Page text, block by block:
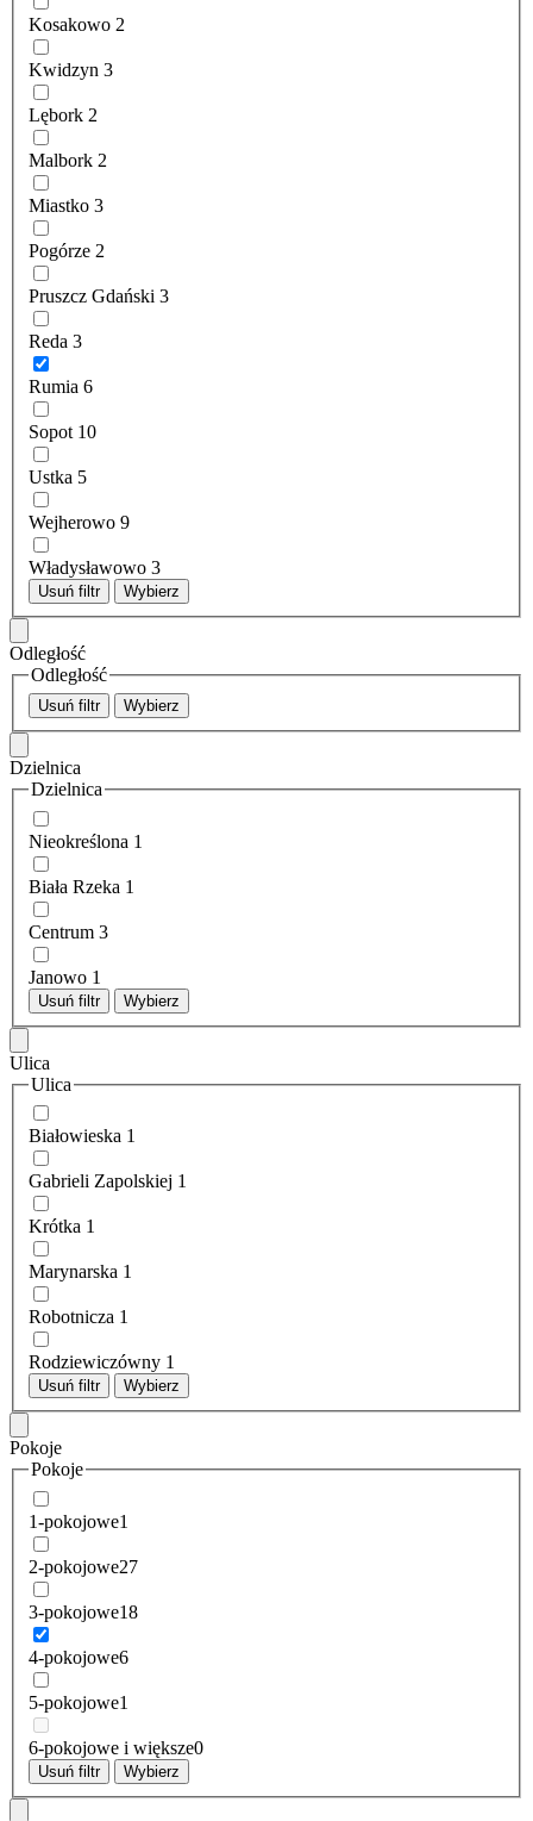
Kosakowo 2
Kwidzyn 3
Lębork 2
Malbork 2
Miastko 3
Pogórze 2
Pruszcz Gdański 3
Reda 3
Rumia 6
Sopot 10
Ustka 5
Wejherowo 9
Władysławowo 3
Usuń filtr Wybierz
Odległość
Odległość
Usuń filtr Wybierz
Dzielnica
Dzielnica
Nieokreślona 1
Biała Rzeka 1
Centrum 3
Janowo 1
Usuń filtr Wybierz
Ulica
Ulica
Białowieska 1
Gabrieli Zapolskiej 1
Krótka 1
Marynarska 1
Robotnicza 1
Rodziewiczówny 1
Usuń filtr Wybierz
Pokoje
Pokoje
1-pokojowe1
2-pokojowe27
3-pokojowe18
4-pokojowe6
5-pokojowe1
6-pokojowe i większe0
Usuń filtr Wybierz